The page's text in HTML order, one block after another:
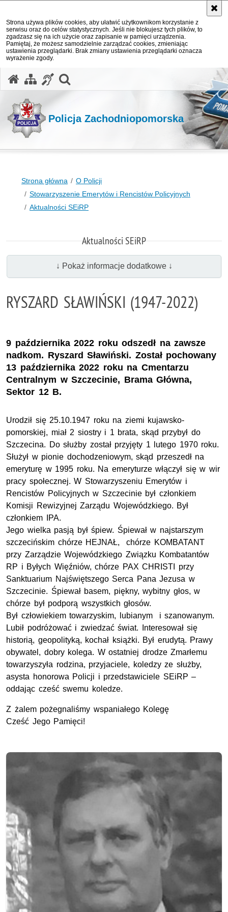
Strona używa plików cookies, aby ułatwić użytkownikom korzystanie z
serwisu oraz do celów statystycznych. Jeśli nie blokujesz tych plików, to
zgadzasz się na ich użycie oraz zapisanie w pamięci urządzenia.
Pamiętaj, że możesz samodzielnie zarządzać cookies, zmieniając
ustawienia przeglądarki. Brak zmiany ustawienia przeglądarki oznacza
wyrażenie zgody.
Policja Zachodniopomorska
Strona główna
O Policji
Stowarzyszenie Emerytów i Rencistów Policyjnych
Aktualności SEiRP
Aktualności SEiRP
↓ Pokaż informacje dodatkowe ↓
RYSZARD SŁAWIŃSKI (1947-2022)
9 października 2022 roku odszedł na zawsze
nadkom. Ryszard Sławiński. Został pochowany
13 października 2022 roku na Cmentarzu
Centralnym w Szczecinie, Brama Główna,
Sektor 12 B.
Urodził się 25.10.1947 roku na ziemi kujawsko-
pomorskiej, miał 2 siostry i 1 brata, skąd przybył do
Szczecina. Do służby został przyjęty 1 lutego 1970 roku.
Służył w pionie dochodzeniowym, skąd przeszedł na
emeryturę w 1995 roku. Na emeryturze włączył się w wir
pracy społecznej. W Stowarzyszeniu Emerytów i
Rencistów Policyjnych w Szczecinie był członkiem
Komisji Rewizyjnej Zarządu Wojewódzkiego. Był
członkiem IPA.
Jego wielka pasją był śpiew. Śpiewał w najstarszym
szczecińskim chórze HEJNAŁ, chórze KOMBATANT
przy Zarządzie Wojewódzkiego Związku Kombatantów
RP i Byłych Więźniów, chórze PAX CHRISTI przy
Sanktuarium Najświętszego Serca Pana Jezusa w
Szczecinie. Śpiewał basem, piękny, wybitny głos, w
chórze był podporą wszystkich głosów.
Był człowiekiem towarzyskim, lubianym i szanowanym.
Lubił podróżować i zwiedzać świat. Interesował się
historią, geopolityką, kochał książki. Był erudytą. Prawy
obywatel, dobry kolega. W ostatniej drodze Zmarłemu
towarzyszyła rodzina, przyjaciele, koledzy ze służby,
asysta honorowa Policji i przedstawiciele SEiRP –
oddając cześć swemu koledze.
Z żalem pożegnaliśmy wspaniałego Kolegę
Cześć Jego Pamięci!